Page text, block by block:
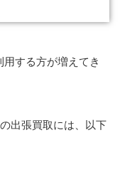
する方が増えてき
出張買取には、以下